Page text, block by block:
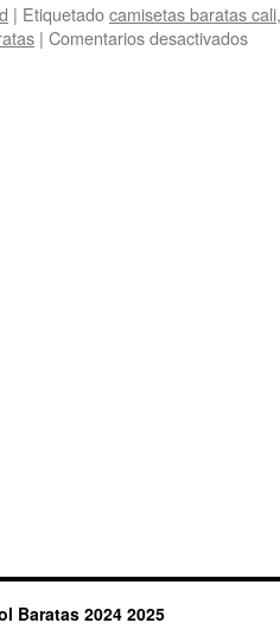
| Etiquetadocamisetas baratas cali
| Comentarios desactivadosen
Baratas 2024 2025